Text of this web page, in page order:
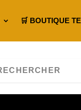
🛒 BOUTIQUE